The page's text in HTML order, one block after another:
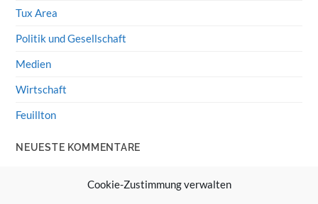
Cookie-Zustimmung verwalten
Tux Area
Politik und Gesellschaft
Medien
Wirtschaft
Feuillton
NEUESTE KOMMENTARE